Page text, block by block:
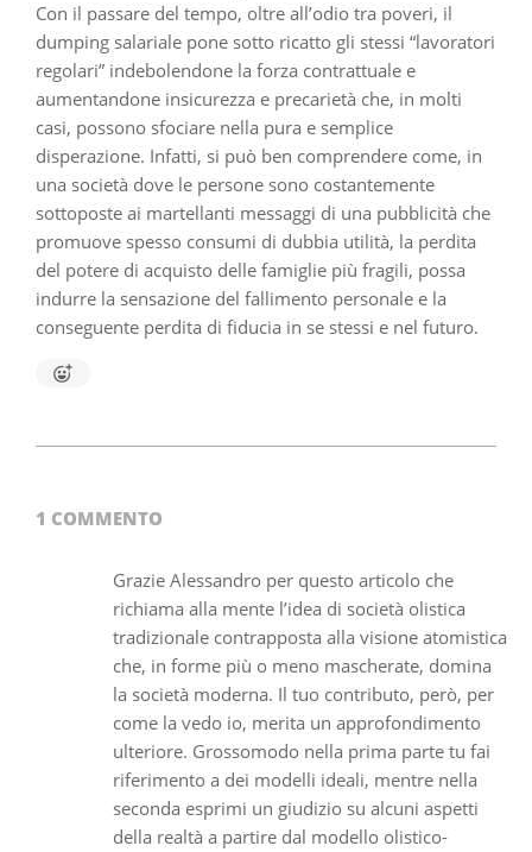
Con il passare del tempo, oltre all’odio tra poveri, il
dumping salariale pone sotto ricatto gli stessi “lavoratori
regolari” indebolendone la forza contrattuale e
aumentandone insicurezza e precarietà che, in molti
casi, possono sfociare nella pura e semplice
disperazione. Infatti, si può ben comprendere come, in
una società dove le persone sono costantemente
sottoposte ai martellanti messaggi di una pubblicità che
promuove spesso consumi di dubbia utilità, la perdita
del potere di acquisto delle famiglie più fragili, possa
indurre la sensazione del fallimento personale e la
conseguente perdita di fiducia in se stessi e nel futuro.
02
1 COMMENTO
Grazie Alessandro per questo articolo che
richiama alla mente l’idea di società olistica
tradizionale contrapposta alla visione atomistica
che, in forme più o meno mascherate, domina
la società moderna. Il tuo contributo, però, per
come la vedo io, merita un approfondimento
ulteriore. Grossomodo nella prima parte tu fai
riferimento a dei modelli ideali, mentre nella
seconda esprimi un giudizio su alcuni aspetti
della realtà a partire dal modello olistico-